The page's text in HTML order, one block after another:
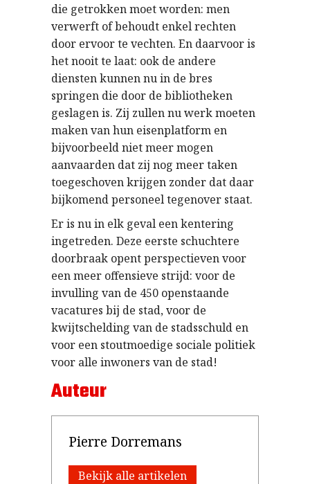
die getrokken moet worden: men
verwerft of behoudt enkel rechten
door ervoor te vechten. En daarvoor is
het nooit te laat: ook de andere
diensten kunnen nu in de bres
springen die door de bibliotheken
geslagen is. Zij zullen nu werk moeten
maken van hun eisenplatform en
bijvoorbeeld niet meer mogen
aanvaarden dat zij nog meer taken
toegeschoven krijgen zonder dat daar
bijkomend personeel tegenover staat.
Er is nu in elk geval een kentering
ingetreden. Deze eerste schuchtere
doorbraak opent perspectieven voor
een meer offensieve strijd: voor de
invulling van de 450 openstaande
vacatures bij de stad, voor de
kwijtschelding van de stadsschuld en
voor een stoutmoedige sociale politiek
voor alle inwoners van de stad!
Auteur
Pierre Dorremans
Bekijk alle artikelen